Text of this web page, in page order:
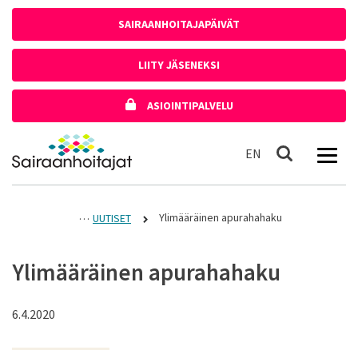
SAIRAANHOITAJAPÄIVÄT
LIITY JÄSENEKSI
ASIOINTIPALVELU
Etusivulle
EN In English
Haku
UUTISET Ylimääräinen apurahahaku
Ylimääräinen apurahahaku
6.4.2020